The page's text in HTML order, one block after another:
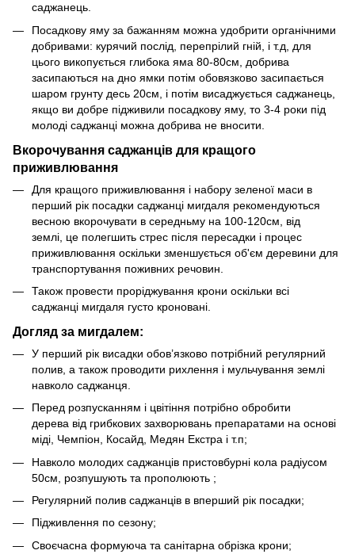
саджанець.
Посадкову яму за бажанням можна удобрити органічними
добривами: курячий послід, перепрілий гній, і т.д, для
цього викопується глибока яма 80-80см, добрива
засипаються на дно ямки потім обовязково засипається
шаром грунту десь 20см, і потім висаджується саджанець,
якщо ви добре підживили посадкову яму, то 3-4 роки під
молоді саджанці можна добрива не вносити.
Вкорочування саджанців для кращого
приживлювання
Для кращого приживлювання і набору зеленої маси в
перший рік посадки саджанці мигдаля рекомендуються
весною вкорочувати в середньму на 100-120см, від
землі, це полегшить стрес після пересадки і процес
приживлювання оскільки зменшується об'єм деревини для
транспортування поживних речовин.
Також провести проріджування крони оскільки всі
саджанці мигдаля густо кроновані.
Догляд за мигдалем:
У перший рік висадки обов’язково потрібний регулярний
полив, а також проводити рихлення і мульчування землі
навколо саджанця.
Перед розпусканням і цвітіння потрібно обробити
дерева від грибкових захворювань препаратами на основі
міді, Чемпіон, Косайд, Медян Екстра і т.п;
Навколо молодих саджанців пристовбурні кола радіусом
50см, розпушують та прополюють ;
Регулярний полив саджанців в вперший рік посадки;
Підживлення по сезону;
Своєчасна формуюча та санітарна обрізка крони;